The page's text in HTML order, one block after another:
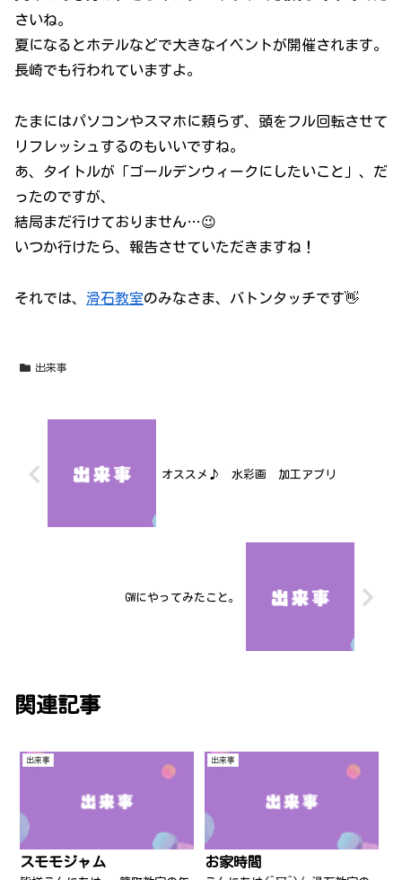
さいね。
夏になるとホテルなどで大きなイベントが開催されます。
長崎でも行われていますよ。
たまにはパソコンやスマホに頼らず、頭をフル回転させて
リフレッシュするのもいいですね。
あ、タイトルが「ゴールデンウィークにしたいこと」、だ
ったのですが、
結局まだ行けておりません…😉
いつか行けたら、報告させていただきますね！
それでは、 滑石教室のみなさま、バトンタッチです👋
出来事
オススメ♪ 水彩画 加工アプリ
GWにやってみたこと。
関連記事
出来事
スモモジャム
出来事
お家時間